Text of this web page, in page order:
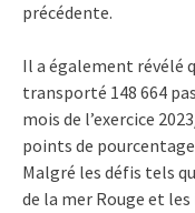
précédente.
Il a également révélé
transporté 148 664
mois de l’exercice
points de
Malgré les défis tels
de la mer Rouge et